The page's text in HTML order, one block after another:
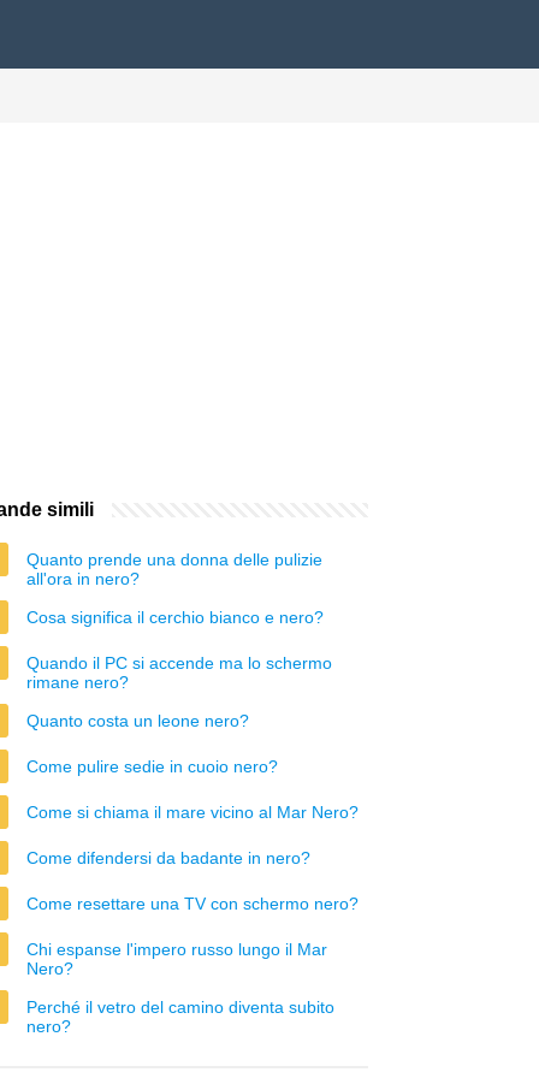
simili
Quanto prende una donna delle pulizie
all'ora in nero?
Cosa significa il cerchio bianco e nero?
Quando il PC si accende ma lo schermo
rimane nero?
Quanto costa un leone nero?
Come pulire sedie in cuoio nero?
Come si chiama il mare vicino al Mar Nero?
Come difendersi da badante in nero?
Come resettare una TV con schermo nero?
Chi espanse l'impero russo lungo il Mar
Nero?
Perché il vetro del camino diventa subito
nero?